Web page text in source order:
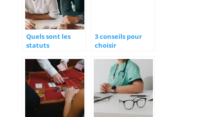
Quels sont les
statuts
connaître ?
3 conseils pour
choisir
assurance auto